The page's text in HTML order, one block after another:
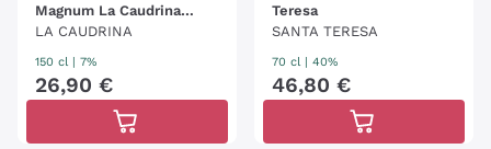
Magnum La Caudrina
(conf.)
LA CAUDRINA
150 cl | 7%
26,90 €
Teresa
SANTA TERESA
70 cl | 40%
46,80 €